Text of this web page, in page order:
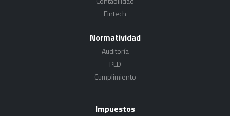
Fintech
Normatividad
Auditoría
PLD
Cumplimiento
Impuestos